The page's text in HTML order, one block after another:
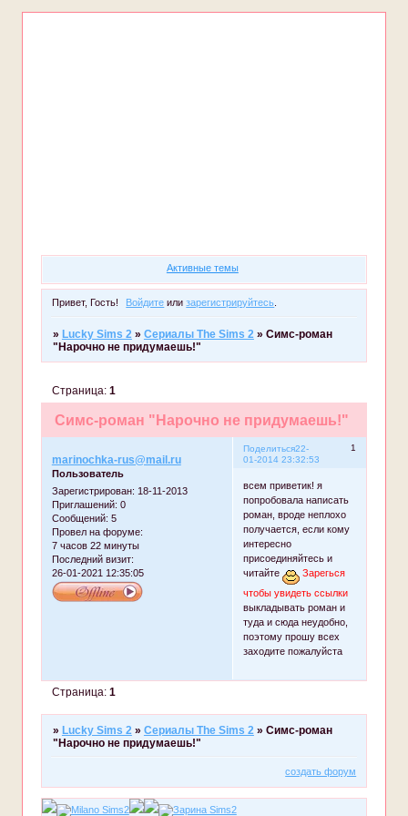
Активные темы
Привет, Гость! Войдите илизарегистрируйтесь.
» Lucky Sims 2 » Сериалы The Sims 2 » Симс-роман
"Нарочно не придумаешь!"
Симс-роман "Нарочно не придумаешь!"
Страница: 1
Поделиться 1
22-
01-2014 23:32:53
marinochka-rus@mail.ru
Пользователь
Зарегистрирован: 18-11-2013
Приглашений: 0
Сообщений: 5
Провел на форуме:
7 часов 22 минуты
Последний визит:
26-01-2021 12:35:05
всем приветик! я
попробовала написать
роман, вроде неплохо
получается, если кому
интересно
присоединяйтесь и
читайте
Зарегься
чтобы увидеть ссылки
выкладывать роман и
туда и сюда неудобно,
поэтому прошу всех
заходите пожалуйста
Страница: 1
» Lucky Sims 2 » Сериалы The Sims 2 » Симс-роман
"Нарочно не придумаешь!"
создать форум